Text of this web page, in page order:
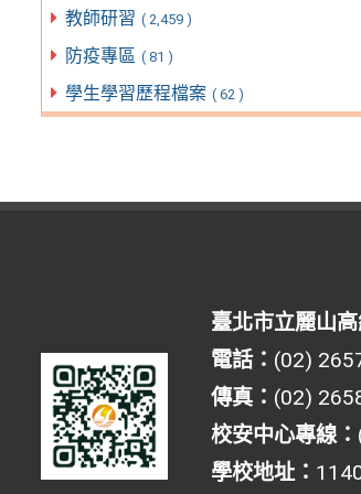
教師研習 ( 2,459 )
防疫專區 ( 81 )
學生學習歷程檔案 ( 62 )
臺北市立麗山
電話： (02)
傳真： (02)
校安中心專線：
學校地址：